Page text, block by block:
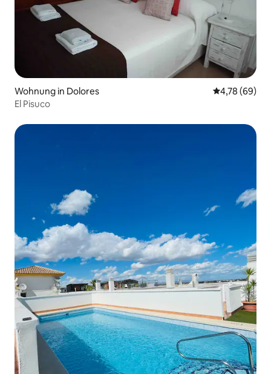
Wohnung in Dolores
4,78 (69)
El Pisuco